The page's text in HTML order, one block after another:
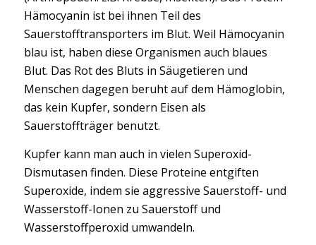
Hämocyanin ist bei ihnen Teil des
Sauerstofftransporters im Blut. Weil Hämocyanin
blau ist, haben diese Organismen auch blaues
Blut. Das Rot des Bluts in Säugetieren und
Menschen dagegen beruht auf dem Hämoglobin,
das kein Kupfer, sondern Eisen als
Sauerstoffträger benutzt.
Kupfer kann man auch in vielen Superoxid-
Dismutasen finden. Diese Proteine entgiften
Superoxide, indem sie aggressive Sauerstoff- und
Wasserstoff-Ionen zu Sauerstoff und
Wasserstoffperoxid umwandeln.